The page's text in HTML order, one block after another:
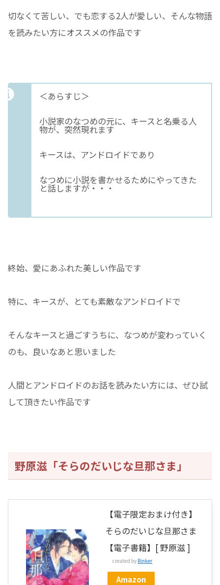
切なくて苦しい、でも恋する2人が愛しい、そんな物語
を読みたい方にオススメの作品です
＜あらすじ＞
小説家のなつめの元に、キースと名乗る人
物が、突然現れます
キースは、アンドロイドであり
なつめに小説を書かせるためにやってきた
と話しますが・・・
終始、愛にあふれた美しい作品です
特に、キースが、とても素敵なアンドロイドで
そんなキースと過ごすうちに、なつめが変わっていく
のも、良いなあと思いました
人間とアンドロイドのお話を読みたい方には、ぜひ試
して頂きたい作品です
野原滋「そらのだいじな旦那さま」
【電子限定おまけ付き】
そらのだいじな旦那さま
【電子書籍】[ 野原滋 ]
created by Rinker
Amazon